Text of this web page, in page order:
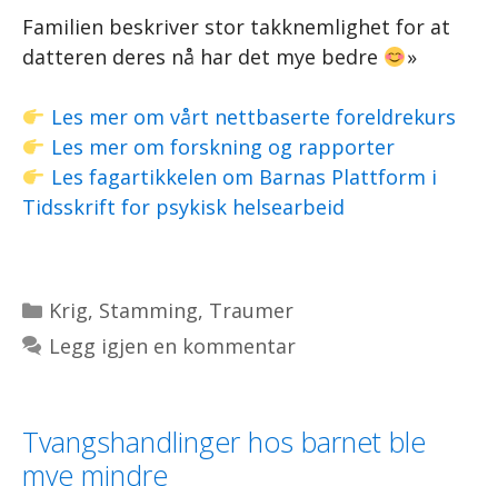
Familien beskriver stor takknemlighet for at
datteren deres nå har det mye bedre
»
Les mer om vårt nettbaserte foreldrekurs
Les mer om forskning og rapporter
Les fagartikkelen om Barnas Plattform i
Tidsskrift for psykisk helsearbeid
Kategorier
Krig, Stamming, Traumer
Legg igjen en kommentar
Tvangshandlinger hos barnet ble
mye mindre